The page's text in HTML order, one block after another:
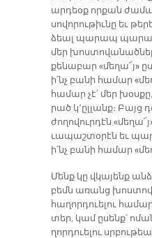
ար­դեօք որ­քան
սո­վո­րու­թիւ­նը եւ
ձեալ պա­րապ պա­րապ
մեր
քե­նա­բար «մե­ղա՜յ»
ի՛նչ բա­նի հա­մար
հա­մար չէ՛ մեր
րած կ՚ըլ­լանք։
ժո­ղո­վուր­դէն
ւա­պաշ­տօ­րէն եւ
ի՛նչ բա­նի հա­մար
Մենք կը վկա­յենք
բեմն ա­ռանց
հա­ղոր­դուե­լու
տեր, կամ ը­սենք՝
ղոր­դուե­լու